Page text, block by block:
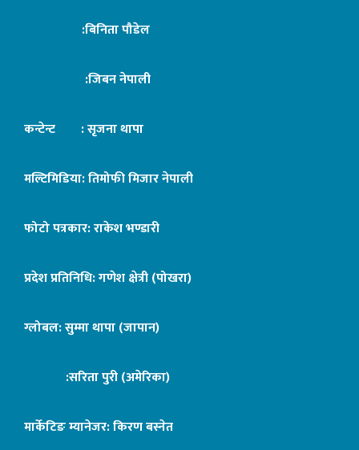
:बिनिता पौडेल
:जिबन नेपाली
कन्टेन्ट : सृजना थापा
मल्टिमिडिया: तिमोफी मिजार नेपाली
फोटो पत्रकार: राकेश भण्डारी
प्रदेश प्रतिनिधि: गणेश क्षेत्री (पोखरा)
ग्लोबल: सुम्मा थापा (जापान)
:सरिता पुरी (अमेरिका)
मार्केटिङ म्यानेजर: किरण बस्नेत